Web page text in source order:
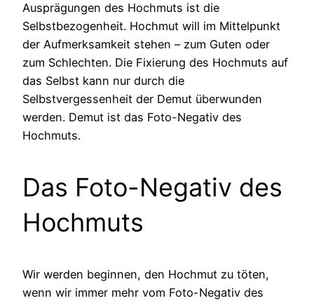
Ausprägungen des Hochmuts ist die
Selbstbezogenheit. Hochmut will im Mittelpunkt
der Aufmerksamkeit stehen – zum Guten oder
zum Schlechten. Die Fixierung des Hochmuts auf
das Selbst kann nur durch die
Selbstvergessenheit der Demut überwunden
werden. Demut ist das Foto-Negativ des
Hochmuts.
Das Foto-Negativ des
Hochmuts
Wir werden beginnen, den Hochmut zu töten,
wenn wir immer mehr vom Foto-Negativ des